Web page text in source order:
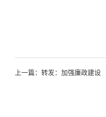
上一篇： 转发：加强廉政建设